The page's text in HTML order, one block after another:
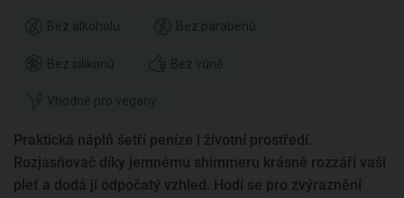
Bez alkoholu Bez parabenů
Bez silikonů Bez vůně
Vhodné pro vegany
Praktická náplň šetří peníze i životní prostředí.
Rozjasňovač díky jemnému shimmeru krásně rozzáří vaši
pleť a dodá jí odpočatý vzhled. Hodí se pro zvýraznění